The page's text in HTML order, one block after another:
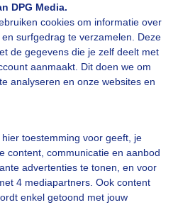
DPG Media.
cookies om informatie over
surfgedrag te verzamelen. Deze
de gegevens die je zelf deelt met
aanmaakt. Dit doen we om
analyseren en onze websites en
toestemming voor geeft, je
content, communicatie en aanbod
advertenties te tonen, en voor
4 mediapartners. Ook content
enkel getoond met jouw
geduld aub...